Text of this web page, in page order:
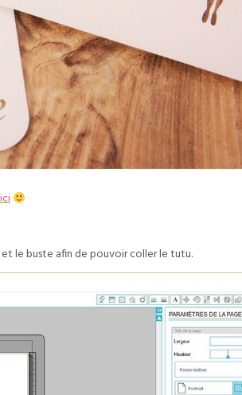
le buste afin de pouvoir coller le tutu.